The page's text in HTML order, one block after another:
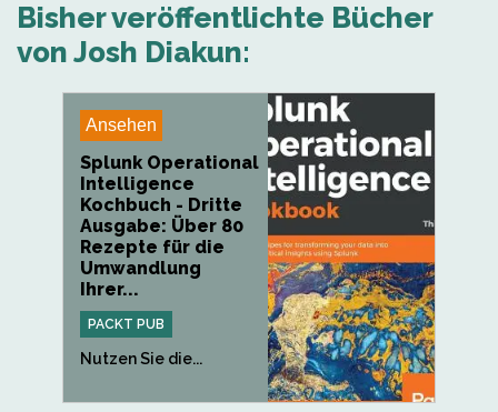
Bisher veröffentlichte Bücher
von Josh Diakun:
Ansehen
Splunk Operational
Intelligence
Kochbuch - Dritte
Ausgabe: Über 80
Rezepte für die
Umwandlung
Ihrer...
PACKT PUB
Nutzen Sie die...